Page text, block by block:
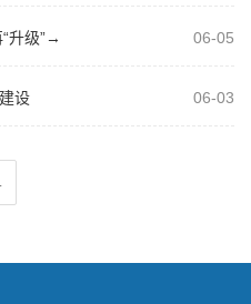
升级”→ 06-05
设 06-03